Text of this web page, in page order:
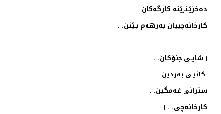
ده‌خزێـنرێنه‌ كارگه‌كان
كارخانه‌چییان به‌رهه‌م بـێنن. .
( شایـی جنۆكان. .
كانیـی به‌ردین. .
سترانی غه‌مگین. .
كارخانه‌چی. . )